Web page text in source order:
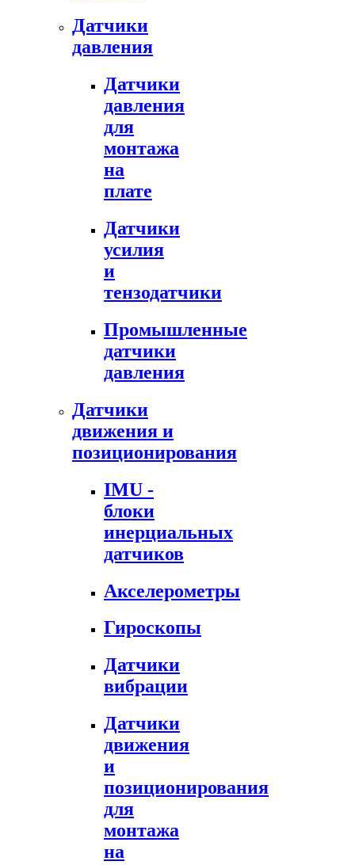
Датчики
давления
Датчики
давления
для
монтажа
на
плате
Датчики
усилия
и
тензодатчики
Промышленные
датчики
давления
Датчики
движения и
позиционирования
IMU -
блоки
инерциальных
датчиков
Акселерометры
Гироскопы
Датчики
вибрации
Датчики
движения
и
позиционирования
для
монтажа
на